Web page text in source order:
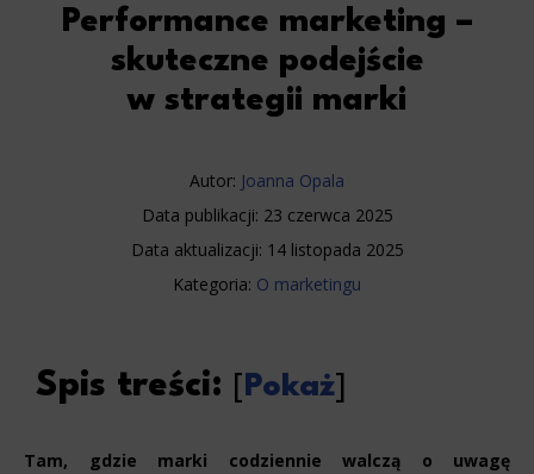
Performance marketing –
skuteczne podejście
w strategii marki
Autor: Joanna Opala
Data publikacji: 23 czerwca 2025
Data aktualizacji: 14 listopada 2025
Kategoria: O marketingu
Spis treści: Pokaż
Tam, gdzie marki codziennie walczą o uwagę